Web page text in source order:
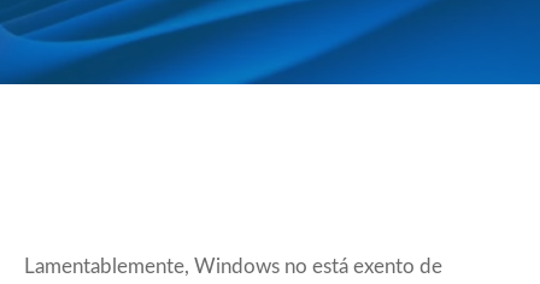
Lamentablemente, Windows no está exento de